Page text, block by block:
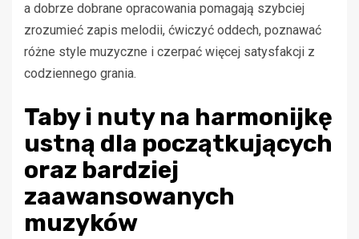
a dobrze dobrane opracowania pomagają szybciej
zrozumieć zapis melodii, ćwiczyć oddech, poznawać
różne style muzyczne i czerpać więcej satysfakcji z
codziennego grania.
Taby i nuty na harmonijkę
ustną dla początkujących
oraz bardziej
zaawansowanych
muzyków